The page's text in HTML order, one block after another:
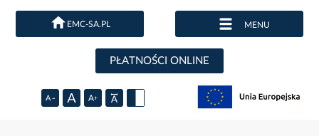
EMC-SA.PL MENU
PŁATNOŚCI ONLINE